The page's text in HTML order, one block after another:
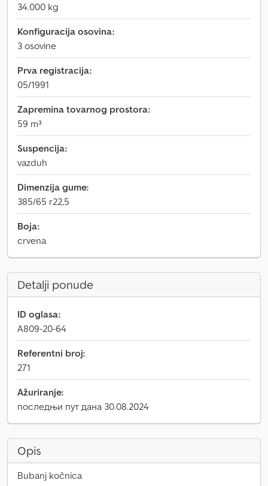
34.000 kg
Konfiguracija osovina:
3 osovine
Prva registracija:
05/1991
Zapremina tovarnog prostora:
59 m³
Suspencija:
vazduh
Dimenzija gume:
385/65 r22,5
Boja:
crvena
Detalji ponude
ID oglasa:
A809-20-64
Referentni broj:
271
Ažuriranje:
последњи пут дана 30.08.2024
Opis
Bubanj kočnica